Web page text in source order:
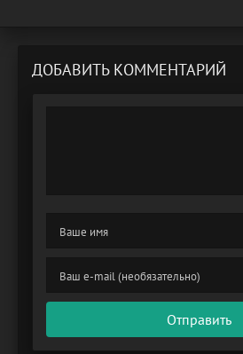
ДОБАВИТЬ КОММЕНТАРИЙ
Отправить